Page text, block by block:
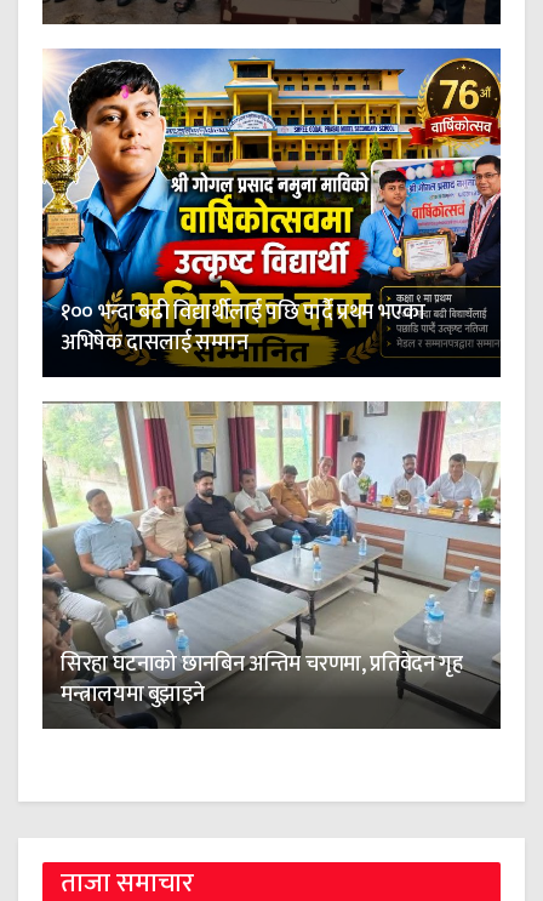
१०० भन्दा बढी विद्यार्थीलाई पछि पार्दै प्रथम भएका
अभिषेक दासलाई सम्मान
सिरहा घटनाको छानबिन अन्तिम चरणमा, प्रतिवेदन गृह
मन्त्रालयमा बुझाइने
ताजा समाचार